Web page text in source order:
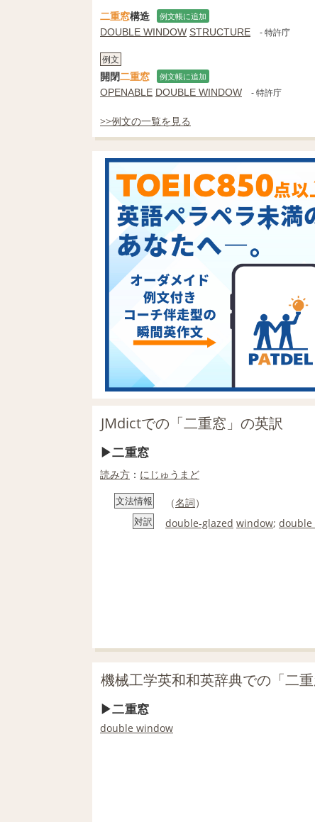
二重窓構造 例文帳に追加
DOUBLE WINDOW STRUCTURE - 特許庁
例文
開閉二重窓 例文帳に追加
OPENABLE DOUBLE WINDOW - 特許庁
>>例文の一覧を見る
JMdictでの「二重窓」の英訳
二重窓
読み方 ： にじゅうまど
文法情報 （名詞）
対訳 double-glazed window; double
機械工学英和和英辞典での「二
二重窓
double window